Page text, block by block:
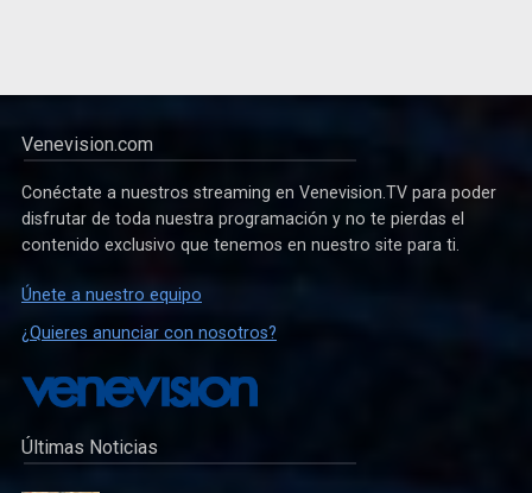
Venevision.com
Conéctate a nuestros streaming en Venevision.TV para poder
disfrutar de toda nuestra programación y no te pierdas el
contenido exclusivo que tenemos en nuestro site para ti.
Únete a nuestro equipo
¿Quieres anunciar con nosotros?
Últimas Noticias